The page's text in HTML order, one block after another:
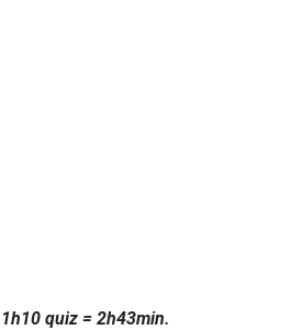
quiz = 2h43min.